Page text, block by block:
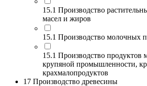
15.1 Производство
масел и жиров
15.1 Производство молочных
15.1 Производство продуктов
крупяной промышленности,
крахмалопродуктов
17 Производство древесины